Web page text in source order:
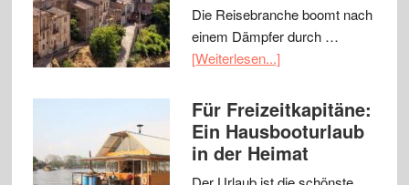
Die Reisebranche boomt nach
einem Dämpfer durch …
[Weiterlesen...]
Für Freizeitkapitäne:
Ein Hausbooturlaub
in der Heimat